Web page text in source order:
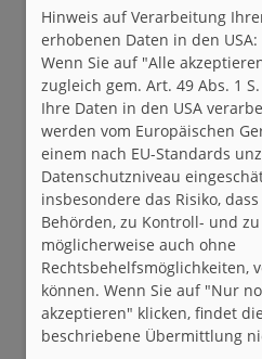
Hinweis auf Verarbeitung
erhobenen Daten in den USA:
Wenn Sie auf "Alle
zugleich gem. Art. 49 Abs. 1
Ihre Daten in den USA
werden vom Europäischen
einem nach EU-Standards
Datenschutzniveau
insbesondere das Risiko,
Behörden, zu Kontroll- und
möglicherweise auch ohne
Rechtsbehelfsmöglichkeiten,
können. Wenn Sie auf "Nur
akzeptieren" klicken, findet
beschriebene Übermittlung